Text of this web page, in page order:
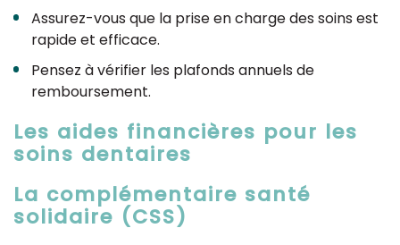
Assurez-vous que la prise en charge des soins est
rapide et efficace.
Pensez à vérifier les plafonds annuels de
remboursement.
Les aides financières pour les
soins dentaires
La complémentaire santé
solidaire (CSS)